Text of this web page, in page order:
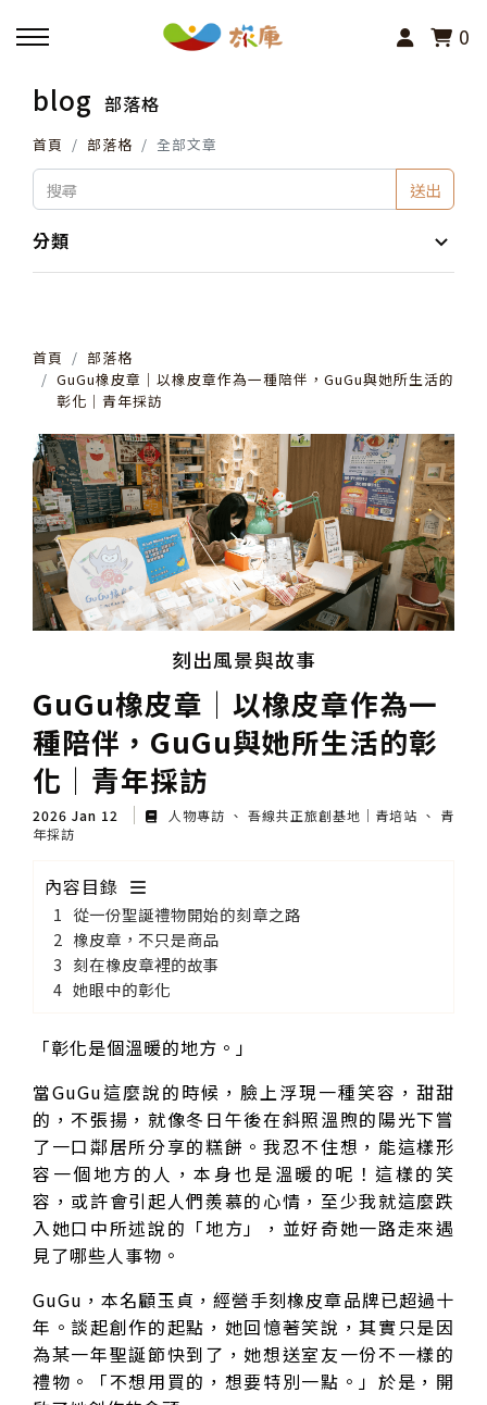
0
回主選單
活動報名
小旅行及主題導覽
其他活動
blog 部落格
首頁 部落格 全部文章
送出
分類
首頁
部落格
GuGu橡皮章│以橡皮章作為一種陪伴，GuGu與她所生活的
彰化│青年採訪
刻出風景與故事
GuGu橡皮章│以橡皮章作為一
種陪伴，GuGu與她所生活的彰
化│青年採訪
2026 Jan 12 人物專訪 吾線共正旅創基地｜青培站
青
年採訪
內容目錄
從一份聖誕禮物開始的刻章之路
橡皮章，不只是商品
刻在橡皮章裡的故事
她眼中的彰化
「彰化是個溫暖的地方。」
當GuGu這麼說的時候，臉上浮現一種笑容，甜甜
的，不張揚，就像冬日午後在斜照溫煦的陽光下嘗
了一口鄰居所分享的糕餅。我忍不住想，能這樣形
容一個地方的人，本身也是溫暖的呢！這樣的笑
容，或許會引起人們羨慕的心情，至少我就這麼跌
入她口中所述說的「地方」，並好奇她一路走來遇
見了哪些人事物。
GuGu，本名顧玉貞，經營手刻橡皮章品牌已超過十
年。談起創作的起點，她回憶著笑說，其實只是因
為某一年聖誕節快到了，她想送室友一份不一樣的
禮物。「不想用買的，想要特別一點。」於是，開